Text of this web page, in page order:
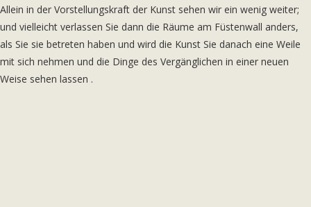
Allein in der Vorstellungskraft der Kunst sehen wir ein wenig weiter;
und vielleicht verlassen Sie dann die Räume am Füstenwall anders,
als Sie sie betreten haben und wird die Kunst Sie danach eine Weile
mit sich nehmen und die Dinge des Vergänglichen in einer neuen
Weise sehen lassen .